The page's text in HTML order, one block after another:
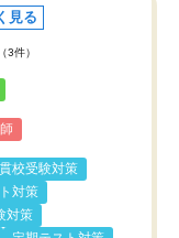
見る
（3件）
校受験対策
対策
対策